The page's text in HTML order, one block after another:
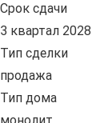
Срок сдачи
3 квартал 2028
Тип сделки
продажа
Тип дома